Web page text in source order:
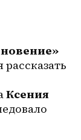
Ксения